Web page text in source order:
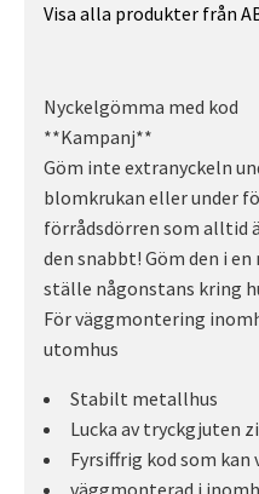
Visa alla produkter från
Nyckelgömma med kod
**Kampanj**
Göm inte extranyckeln
blomkrukan eller under
förrådsdörren som alltid
den snabbt! Göm den i
ställe någonstans kring
För väggmontering
utomhus
Stabilt metallhus
Lucka av tryckgjuten
Fyrsiffrig kod som